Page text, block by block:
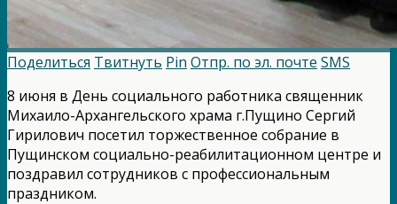
Поделиться Твитнуть Pin Отпр. по эл. почте SMS
8 июня в День социального работника священник
Михаило-Архангельского храма г.Пущино Сергий
Гирилович посетил торжественное собрание в
Пущинском социально-реабилитационном центре и
поздравил сотрудников с профессиональным
праздником.